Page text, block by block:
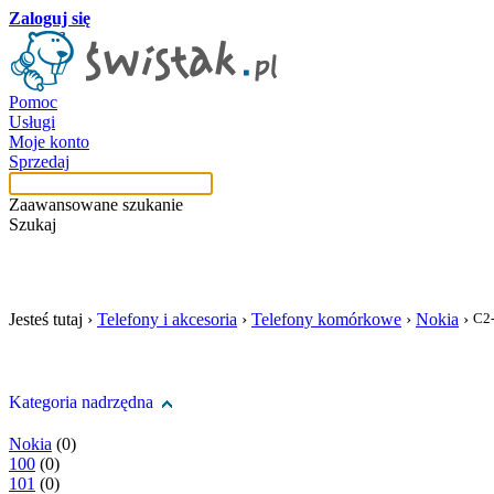
Zaloguj się
Pomoc
Usługi
Moje konto
Sprzedaj
Zaawansowane szukanie
Szukaj
Jesteś tutaj › Telefony i akcesoria › Telefony komórkowe › Nokia ›
Kategoria nadrzędna
Nokia (0)
100 (0)
101 (0)